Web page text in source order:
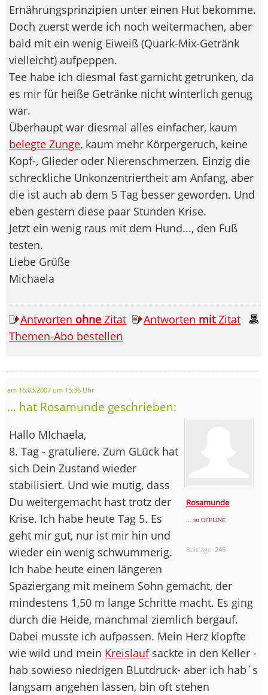
Ernährungsprinzipien unter einen Hut bekomme.
Doch zuerst werde ich noch weitermachen, aber
bald mit ein wenig Eiweiß (Quark-Mix-Getränk
vielleicht) aufpeppen.
Tee habe ich diesmal fast garnicht getrunken, da
es mir für heiße Getränke nicht winterlich genug
war.
Überhaupt war diesmal alles einfacher, kaum
belegte Zunge, kaum mehr Körpergeruch, keine
Kopf-, Glieder oder Nierenschmerzen. Einzig die
schreckliche Unkonzentriertheit am Anfang, aber
die ist auch ab dem 5 Tag besser geworden. Und
eben gestern diese paar Stunden Krise.
Jetzt ein wenig raus mit dem Hund..., den Fuß
testen.
Liebe Grüße
Michaela
Antworten ohne Zitat Antworten mitZitat
Themen-Abo bestellen
am 16.03.2007 um 15:36 Uhr
... hat Rosamunde geschrieben:
Rosamunde
... ist OFFLINE
Beiträge: 245
Hallo MIchaela,
8. Tag - gratuliere. Zum GLück hat
sich Dein Zustand wieder
stabilisiert. Und wie mutig, dass
Du weitergemacht hast trotz der
Krise. Ich habe heute Tag 5. Es
geht mir gut, nur ist mir hin und
wieder ein wenig schwummerig.
Ich habe heute einen längeren
Spaziergang mit meinem Sohn gemacht, der
mindestens 1,50 m lange Schritte macht. Es ging
durch die Heide, manchmal ziemlich bergauf.
Dabei musste ich aufpassen. Mein Herz klopfte
wie wild und mein Kreislaufsackte in den Keller -
hab sowieso niedrigen BLutdruck- aber ich hab´s
langsam angehen lassen, bin oft stehen